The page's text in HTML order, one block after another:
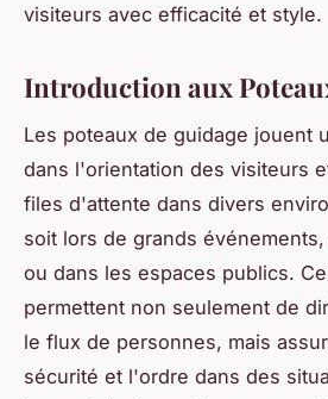
visiteurs avec efficacité et style.
Introduction aux
Les poteaux de guidage jouent
dans l'orientation des visiteurs
files d'attente dans divers
soit lors de grands
ou dans les espaces publics.
permettent non seulement de
le flux de personnes, mais
sécurité et l'ordre dans des